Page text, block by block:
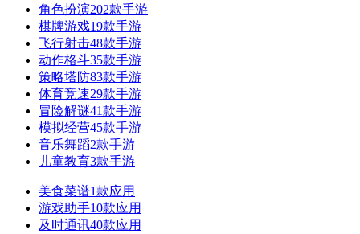
角色扮演202款手游
棋牌游戏19款手游
飞行射击48款手游
动作格斗35款手游
策略塔防83款手游
体育竞速29款手游
冒险解谜41款手游
模拟经营45款手游
音乐舞蹈2款手游
儿童教育3款手游
美食菜谱1款应用
游戏助手10款应用
及时通讯40款应用